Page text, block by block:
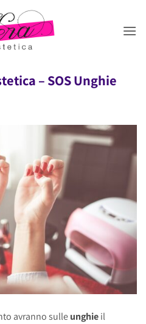
– SOS Unghie
avranno sulleunghieil